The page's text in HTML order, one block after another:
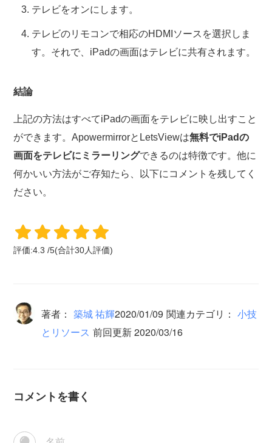
テレビをオンにします。
テレビのリモコンで相応のHDMIソースを選択しま
す。それで、iPadの画面はテレビに共有されます。
結論
上記の方法はすべてiPadの画面をテレビに映し出すこと
ができます。ApowermirrorとLetsViewは無料でiPadの
画面をテレビにミラーリングできるのは特徴です。他に
何かいい方法がご存知たら、以下にコメントを残してく
ださい。
評価:4.3 /5(合計30人評価)
著者： 築城 祐輝2020/01/09 関連カテゴリ： 小技
とリソース 前回更新 2020/03/16
コメントを書く